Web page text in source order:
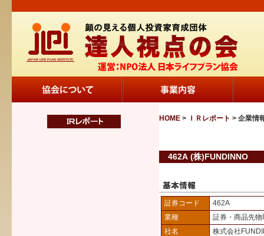
HOME > ＩＲレポート > 企業情
462A (株)FUNDINNO
証券コード
462A
業種
証券・商品先
社名
株式会社